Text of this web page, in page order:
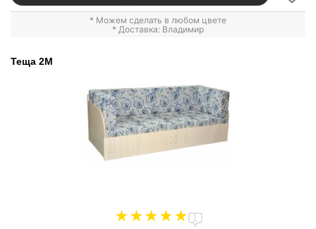
* Можем сделать в любом цвете
* Доставка: Владимир
Теща 2М
1